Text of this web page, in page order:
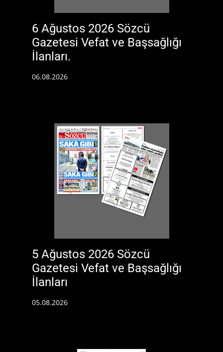
6 Ağustos 2026 Sözcü
Gazetesi Vefat ve Başsağlığı
İlanları.
06.08.2026
5 Ağustos 2026 Sözcü
Gazetesi Vefat ve Başsağlığı
İlanları
05.08.2026